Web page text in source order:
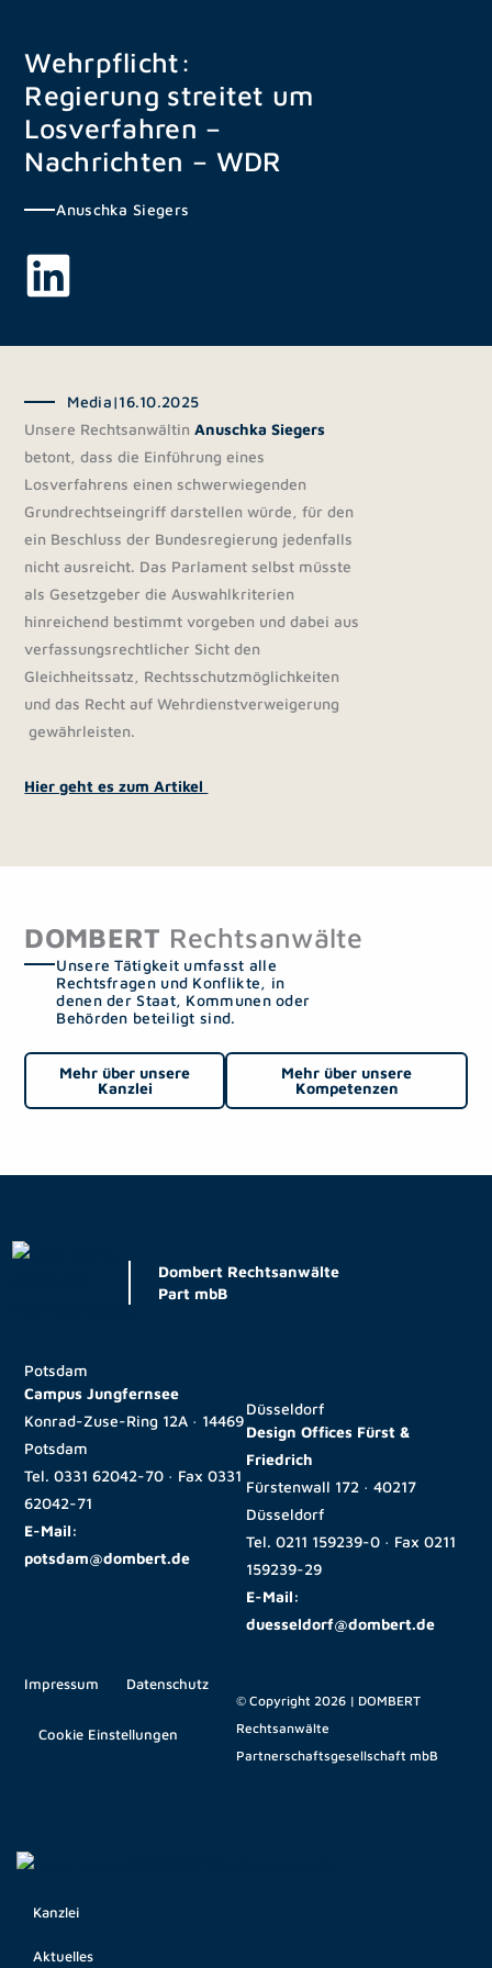
springen
Wehrpflicht:
Regierung streitet um
Losverfahren –
Nachrichten – WDR
Anuschka Siegers
Media|16.10.2025
Unsere RechtsanwältinAnuschka Siegers
betont, dass die Einführung eines
Losverfahrens einen schwerwiegenden
Grundrechtseingriff darstellen würde, für den
ein Beschluss der Bundesregierung jedenfalls
nicht ausreicht. Das Parlament selbst müsste
als Gesetzgeber die Auswahlkriterien
hinreichend bestimmt vorgeben und dabei aus
verfassungsrechtlicher Sicht den
Gleichheitssatz, Rechtsschutzmöglichkeiten
und das Recht auf Wehrdienstverweigerung
gewährleisten.
Hier geht es zum Artikel
DOMBERT Rechtsanwälte
Unsere Tätigkeit umfasst alle
Rechtsfragen und Konflikte, in
denen der Staat, Kommunen oder
Behörden beteiligt sind.
Mehr über unsere
Kanzlei
Mehr über unsere
Kompetenzen
Dombert Rechtsanwälte
Part mbB
Potsdam
Campus Jungfernsee
Konrad-Zuse-Ring 12A · 14469
Potsdam
Tel.0331 62042-70 · Fax0331
62042-71
E-Mail:
potsdam@dombert.de
Düsseldorf
Design Offices Fürst &
Friedrich
Fürstenwall 172 · 40217
Düsseldorf
Tel. 0211 159239-0 · Fax 0211
159239-29
E-Mail:
duesseldorf@dombert.de
Impressum Datenschutz
Cookie Einstellungen
© Copyright 2026 | DOMBERT
Rechtsanwälte
Partnerschaftsgesellschaft mbB
Kanzlei
Aktuelles